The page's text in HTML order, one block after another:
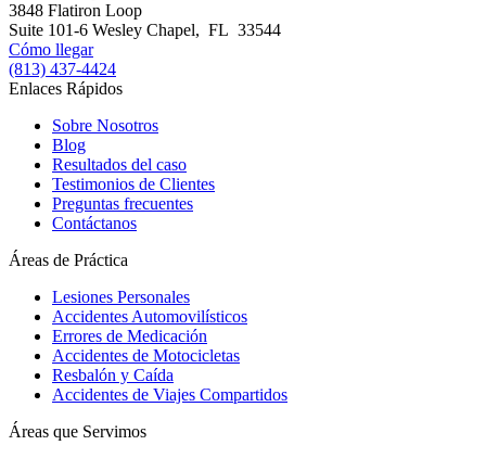
3848 Flatiron Loop
Suite 101-6 Wesley Chapel, FL 33544
Cómo llegar
(813) 437-4424
Enlaces Rápidos
Sobre Nosotros
Blog
Resultados del caso
Testimonios de Clientes
Preguntas frecuentes
Contáctanos
Áreas de Práctica
Lesiones Personales
Accidentes Automovilísticos
Errores de Medicación
Accidentes de Motocicletas
Resbalón y Caída
Accidentes de Viajes Compartidos
Áreas que Servimos